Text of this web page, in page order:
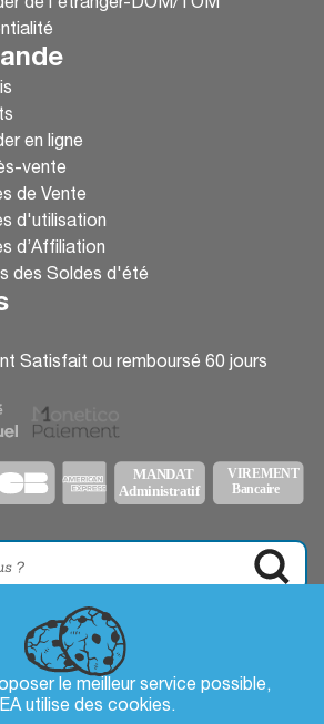
le meilleur service possible,
utilise des cookies.
de l'étranger-DOM/TOM
en ligne
vente
de Vente
d'utilisation
d’Affiliation
des Soldes d'été
Satisfait ou remboursé 60 jours